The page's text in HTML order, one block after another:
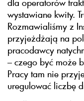
dla operatorów
wystawiane kwity.
Rozmawialiśmy z
przyjeżdżają na
pracodawcy
– czego być może
Pracy tam nie
uregulować liczbę